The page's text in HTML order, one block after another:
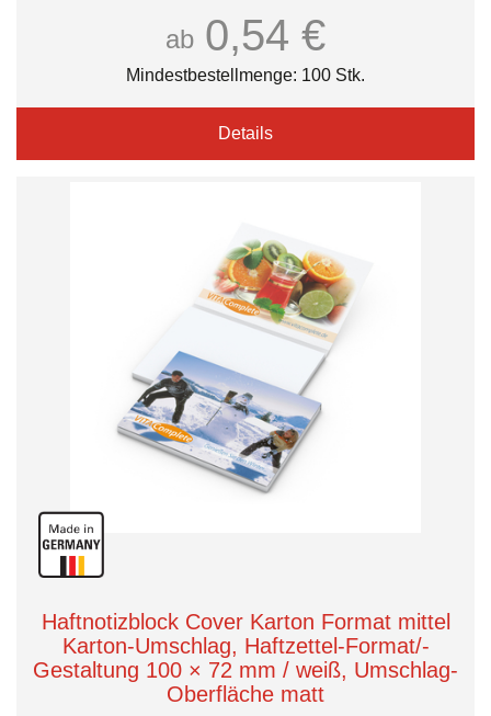
ab 0,54 €
Mindestbestellmenge: 100 Stk.
Details
Haftnotizblock Cover Karton Format mittel
Karton-Umschlag, Haftzettel-Format/-
Gestaltung 100 × 72 mm / weiß, Umschlag-
Oberfläche matt